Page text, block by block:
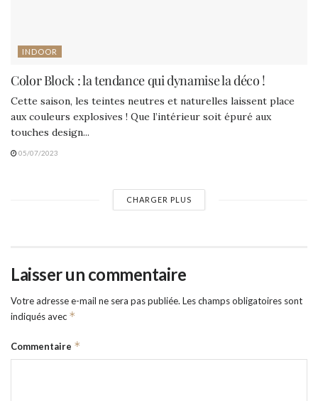
INDOOR
Color Block : la tendance qui dynamise la déco !
Cette saison, les teintes neutres et naturelles laissent place
aux couleurs explosives ! Que l’intérieur soit épuré aux
touches design...
05/07/2023
CHARGER PLUS
Laisser un commentaire
Votre adresse e-mail ne sera pas publiée. Les champs obligatoires sont
indiqués avec *
Commentaire *